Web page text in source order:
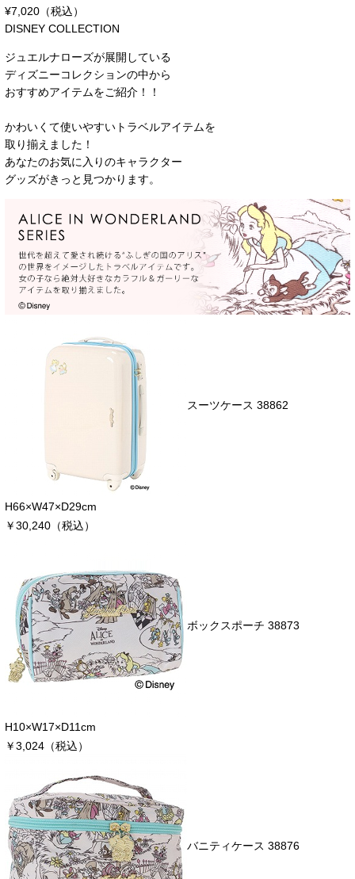
¥7,020（税込）
DISNEY COLLECTION
ジュエルナローズが展開している
ディズニーコレクションの中から
おすすめアイテムをご紹介！！
かわいくて使いやすいトラベルアイテムを
取り揃えました！
あなたのお気に入りのキャラクター
グッズがきっと見つかります。
スーツケース 38862
H66×W47×D29cm
￥30,240（税込）
ボックスポーチ 38873
H10×W17×D11cm
￥3,024（税込）
バニティケース 38876